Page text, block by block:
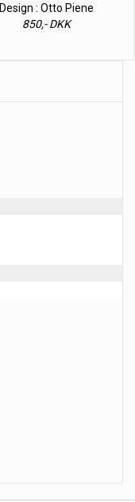
Design : Otto Piene
850,- DKK